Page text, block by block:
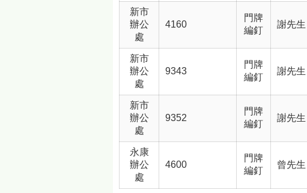
新市
辦公
處
4160
門牌
編釘
謝先生
新市
辦公
處
9343
門牌
編釘
謝先生
新市
辦公
處
9352
門牌
編釘
謝先生
永康
辦公
處
4600
門牌
編釘
曾先生